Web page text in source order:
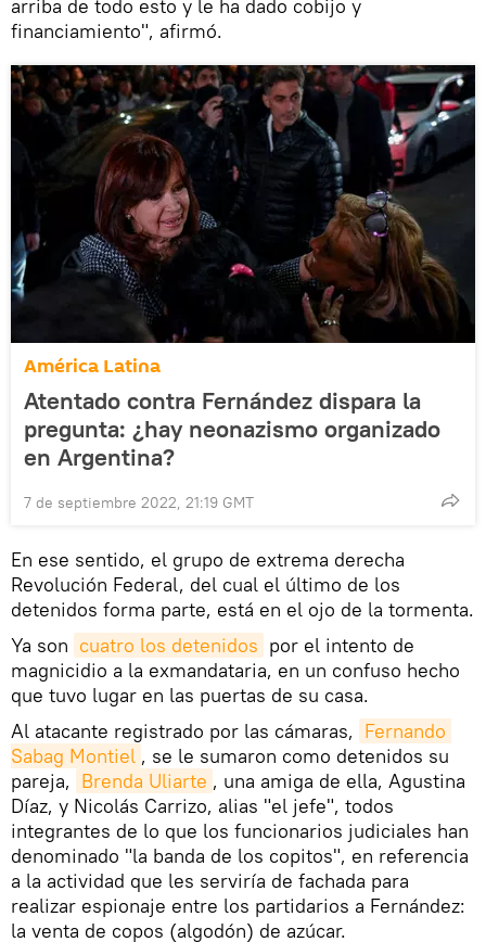
arriba de todo esto y le ha dado cobijo y
financiamiento", afirmó.
América Latina
Atentado contra Fernández dispara la
pregunta: ¿hay neonazismo organizado
en Argentina?
7 de septiembre 2022, 21:19 GMT
En ese sentido, el grupo de extrema derecha
Revolución Federal, del cual el último de los
detenidos forma parte, está en el ojo de la tormenta.
Ya son cuatro los detenidos por el intento de
magnicidio a la exmandataria, en un confuso hecho
que tuvo lugar en las puertas de su casa.
Al atacante registrado por las cámaras, Fernando
Sabag Montiel , se le sumaron como detenidos su
pareja, Brenda Uliarte , una amiga de ella, Agustina
Díaz, y Nicolás Carrizo, alias "el jefe", todos
integrantes de lo que los funcionarios judiciales han
denominado "la banda de los copitos", en referencia
a la actividad que les serviría de fachada para
realizar espionaje entre los partidarios a Fernández:
la venta de copos (algodón) de azúcar.